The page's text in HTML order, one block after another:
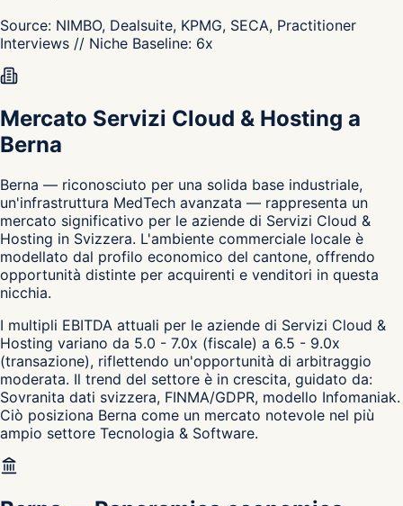
Source: NIMBO, Dealsuite, KPMG, SECA, Practitioner
Interviews // Niche Baseline: 6x
Mercato Servizi Cloud & Hosting a
Berna
Berna — riconosciuto per una solida base industriale,
un'infrastruttura MedTech avanzata — rappresenta un
mercato significativo per le aziende di Servizi Cloud &
Hosting in Svizzera. L'ambiente commerciale locale è
modellato dal profilo economico del cantone, offrendo
opportunità distinte per acquirenti e venditori in questa
nicchia.
I multipli EBITDA attuali per le aziende di Servizi Cloud &
Hosting variano da 5.0 - 7.0x (fiscale) a 6.5 - 9.0x
(transazione), riflettendo un'opportunità di arbitraggio
moderata. Il trend del settore è in crescita, guidato da:
Sovranita dati svizzera, FINMA/GDPR, modello Infomaniak.
Ciò posiziona Berna come un mercato notevole nel più
ampio settore Tecnologia & Software.